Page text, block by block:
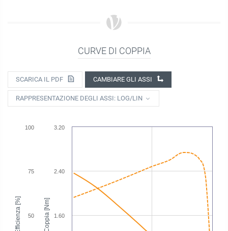
CURVE DI COPPIA
SCARICA IL PDF CAMBIARE GLI ASSI
RAPPRESENTAZIONE DEGLI ASSI: LOG/LIN
Coppia [Nm]
Efficienza [%] 1.60
2.40
3.20
50
75
100